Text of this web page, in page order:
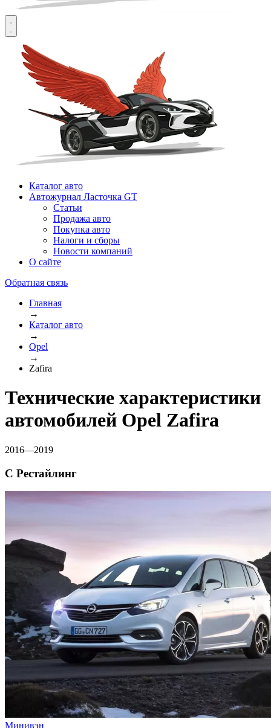
Каталог авто
Автожурнал Ласточка GT
Статьи
Продажа авто
Покупка авто
Налоги и сборы
Новости компаний
О сайте
Обратная связь
Главная
→
Каталог авто
→
Opel
→
Zafira
Технические характеристики
автомобилей Opel Zafira
2016—2019
C Рестайлинг
Минивэн